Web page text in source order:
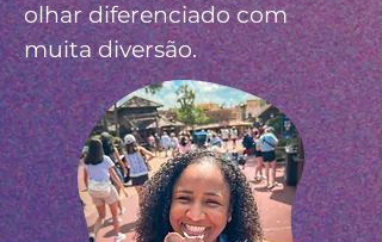
olhar diferenciado com
muita diversão.